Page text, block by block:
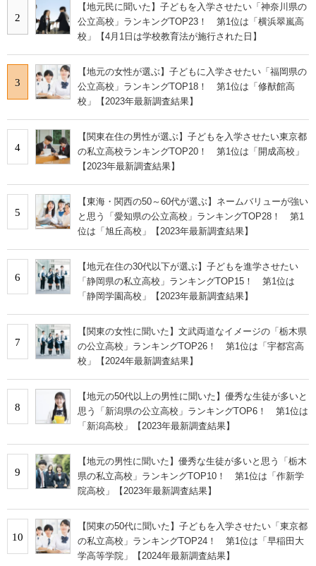
2
【地元民に聞いた】子どもを入学させたい「神奈川県の
公立高校」ランキングTOP23！ 第1位は「横浜翠嵐高
校」【4月1日は学校教育法が施行された日】
3
【地元の女性が選ぶ】子どもに入学させたい「福岡県の
公立高校」ランキングTOP18！ 第1位は「修猷館高
校」【2023年最新調査結果】
4
【関東在住の男性が選ぶ】子どもを入学させたい東京都
の私立高校ランキングTOP20！ 第1位は「開成高校」
【2023年最新調査結果】
5
【東海・関西の50～60代が選ぶ】ネームバリューが強い
と思う「愛知県の公立高校」ランキングTOP28！ 第1
位は「旭丘高校」【2023年最新調査結果】
6
【地元在住の30代以下が選ぶ】子どもを進学させたい
「静岡県の私立高校」ランキングTOP15！ 第1位は
「静岡学園高校」【2023年最新調査結果】
7
【関東の女性に聞いた】文武両道なイメージの「栃木県
の公立高校」ランキングTOP26！ 第1位は「宇都宮高
校」【2024年最新調査結果】
8
【地元の50代以上の男性に聞いた】優秀な生徒が多いと
思う「新潟県の公立高校」ランキングTOP6！ 第1位は
「新潟高校」【2023年最新調査結果】
9
【地元の男性に聞いた】優秀な生徒が多いと思う「栃木
県の私立高校」ランキングTOP10！ 第1位は「作新学
院高校」【2023年最新調査結果】
10
【関東の50代に聞いた】子どもを入学させたい「東京都
の私立高校」ランキングTOP24！ 第1位は「早稲田大
学高等学院」【2024年最新調査結果】